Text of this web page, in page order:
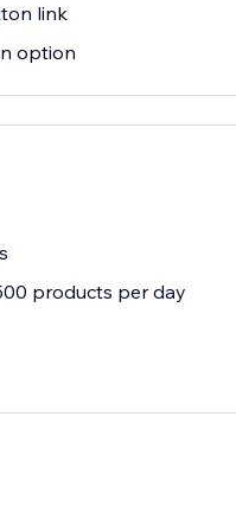
link
option
products per day